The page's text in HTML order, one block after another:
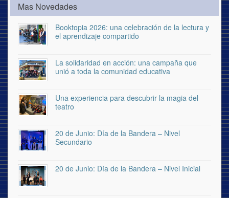
Mas Novedades
Booktopia 2026: una celebración de la lectura y
el aprendizaje compartido
La solidaridad en acción: una campaña que
unió a toda la comunidad educativa
Una experiencia para descubrir la magia del
teatro
20 de Junio: Día de la Bandera – Nivel
Secundario
20 de Junio: Día de la Bandera – Nivel Inicial